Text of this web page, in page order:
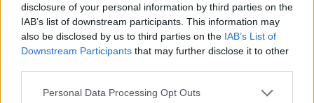
disclosure of your personal information by third parties on the
IAB’s list of downstream participants. This information may
also be disclosed by us to third parties on the IAB’s List of
Downstream Participants that may further disclose it to other
Personal Data Processing Opt Outs
Quel muro in mezzo alla strada
30/06/2010
"Che emozione sul palco, Ma